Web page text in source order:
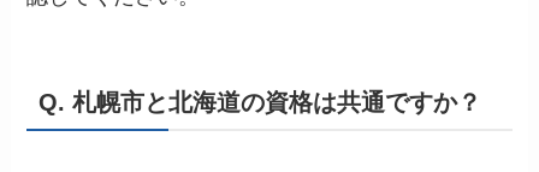
Q. 札幌市と北海道の資格は共通ですか？